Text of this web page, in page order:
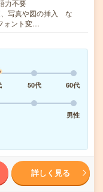
力不要
、写真や図の挿入 な
ォント変…
50代
60代
男性
詳しく見る